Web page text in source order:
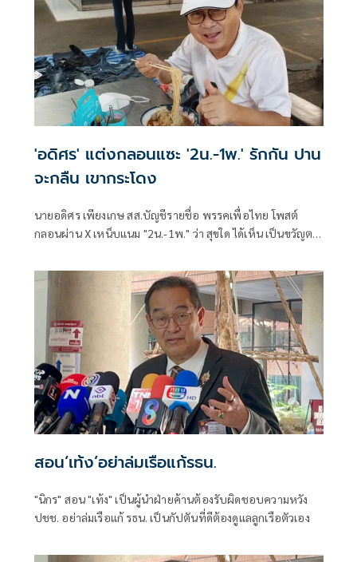
'อดิศร' แต่งกลอนแซะ '2น.-1พ.' รักกัน ปาน
จะกลืน เขากระโดง
นายอดิศร เพียงเกษ สส.บัญชีรายชื่อ พรรคเพื่อไทย โพสต์
กลอนผ่าน X เหน็บแนม "2น.-1พ." ว่า สุขใด ได้เห็น เป็นขวัญตา
สอน‘เท้ง’อย่าล่มเรือแก้รธน.
"นิกร" สอน "เท้ง" เป็นผู้นำฝ่ายค้านต้องรับผิดชอบความหวัง
ปชช. อย่าล่มเรือแก้ รธน. เป็นกัปตันที่ดีต้องดูแลลูกเรือตัวเอง